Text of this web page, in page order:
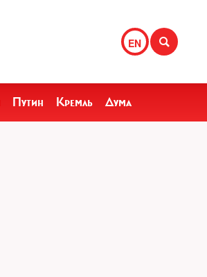
EN
Путин Кремль Дума